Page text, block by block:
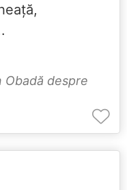
Obadă despre